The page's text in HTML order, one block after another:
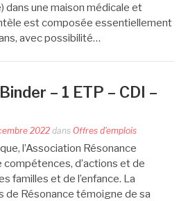
dans une maison médicale et
est composée essentiellement
avec possibilité…
– 1 ETP – CDI –
2022 dans Offres d'emplois
l’Association Résonance
d’actions et de
familles et de l’enfance. La
Résonance témoigne de sa